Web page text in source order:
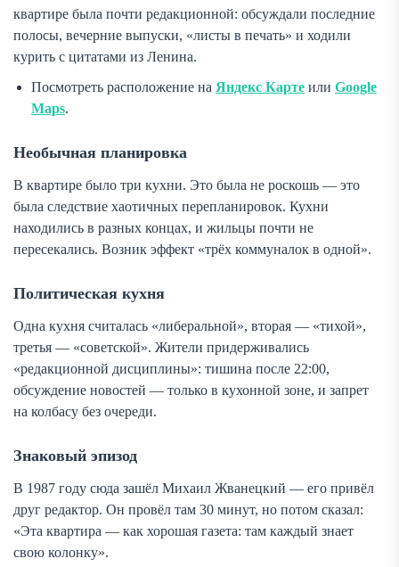
квартире была почти редакционной: обсуждали последние
полосы, вечерние выпуски, «листы в печать» и ходили
курить с цитатами из Ленина.
Посмотреть расположение на Яндекс Карте или Google
Maps.
Необычная планировка
В квартире было три кухни. Это была не роскошь — это
была следствие хаотичных перепланировок. Кухни
находились в разных концах, и жильцы почти не
пересекались. Возник эффект «трёх коммуналок в одной».
Политическая кухня
Одна кухня считалась «либеральной», вторая — «тихой»,
третья — «советской». Жители придерживались
«редакционной дисциплины»: тишина после 22:00,
обсуждение новостей — только в кухонной зоне, и запрет
на колбасу без очереди.
Знаковый эпизод
В 1987 году сюда зашёл Михаил Жванецкий — его привёл
друг редактор. Он провёл там 30 минут, но потом сказал:
«Эта квартира — как хорошая газета: там каждый знает
свою колонку».